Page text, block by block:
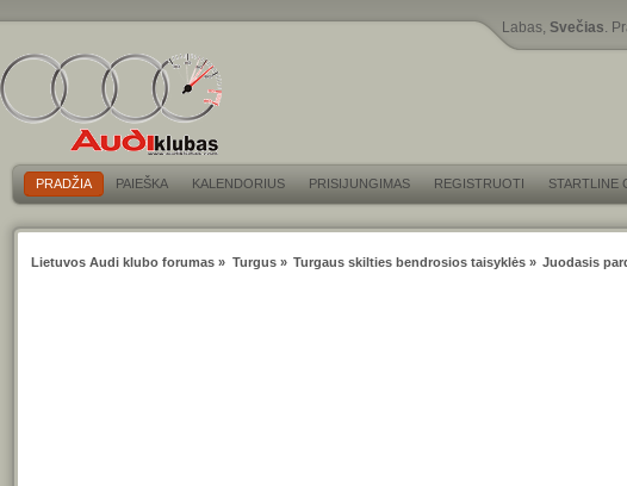
Labas, Svečias.
PRADŽIA PAIEŠKA KALENDORIUS PRISIJUNGIMAS REGISTRUOTI STARTLINE
Lietuvos Audi klubo forumas » Turgus» Turgaus skilties bendrosios taisyklės» Juodasis